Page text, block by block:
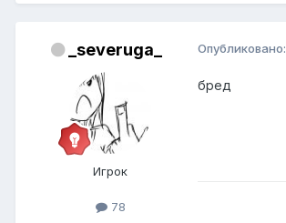
_severuga_
Игрок
78
Опубликовано:
бред